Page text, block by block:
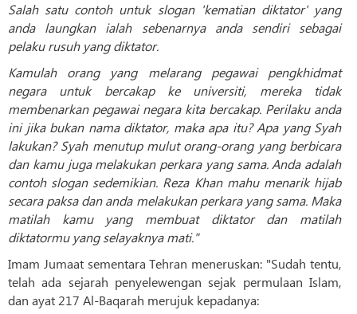
Salah satu contoh untuk slogan 'kematian diktator' yang
anda laungkan ialah sebenarnya anda sendiri sebagai
pelaku rusuh yang diktator.
Kamulah orang yang melarang pegawai pengkhidmat
negara untuk bercakap ke universiti, mereka tidak
membenarkan pegawai negara kita bercakap. Perilaku anda
ini jika bukan nama diktator, maka apa itu? Apa yang Syah
lakukan? Syah menutup mulut orang-orang yang berbicara
dan kamu juga melakukan perkara yang sama. Anda adalah
contoh slogan sedemikian. Reza Khan mahu menarik hijab
secara paksa dan anda melakukan perkara yang sama. Maka
matilah kamu yang membuat diktator dan matilah
diktatormu yang selayaknya mati."
Imam Jumaat sementara Tehran meneruskan: "Sudah tentu,
telah ada sejarah penyelewengan sejak permulaan Islam,
dan ayat 217 Al-Baqarah merujuk kepadanya: